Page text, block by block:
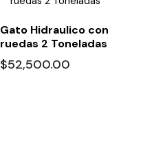
Gato Hidraulico con
ruedas 2 Toneladas
$52,500.00